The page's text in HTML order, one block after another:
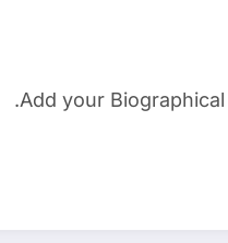
Add your